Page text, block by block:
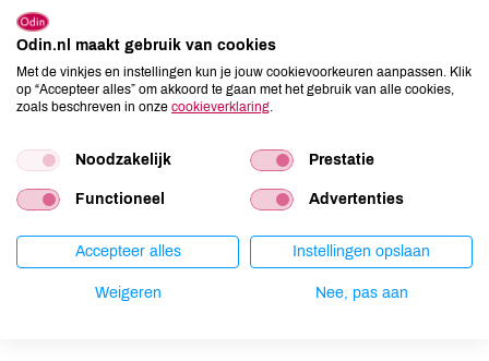
Lactose
niet aanwezig
Lupine
niet aanwezig
Mosterd
niet aanwezig
Schaaldieren
niet aanwezig
Sesam
niet aanwezig
Soja
niet aanwezig
Vis
niet aanwezig
Weekdieren
niet aanwezig
Odin.nl maakt gebruik van cookies
Met de vinkjes en instellingen kun je jouw cookievoorkeuren aanpassen. Klik
op “Accepteer alles” om akkoord te gaan met het gebruik van alle cookies,
zoals beschreven in onze cookieverklaring
Noodzakelijk Prestatie
Functioneel Advertenties
Accepteer alles Instellingen opslaan
Weigeren Nee, pas aan